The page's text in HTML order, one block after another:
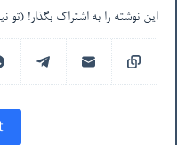
این نوشته را به اشتراک بگذار! (تو